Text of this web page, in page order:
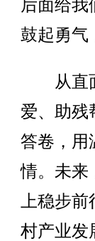
后面给我
鼓起勇气
从直面
爱、助残
答卷，用
情。未来
上稳步
村产业发